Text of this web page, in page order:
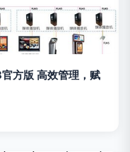
方版 高效管理，赋